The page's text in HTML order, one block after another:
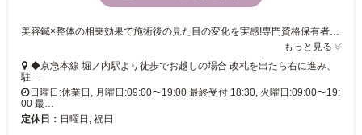
もっと見る
◆京急本線 堀ノ内駅より徒歩でお越しの場合 改札を出たら右に進み、
駐…
日曜日:休業日, 月曜日:09:00〜19:00 最終受付 18:30, 火曜日:09:00〜19:
00 最…
定休日： 日曜日, 祝日